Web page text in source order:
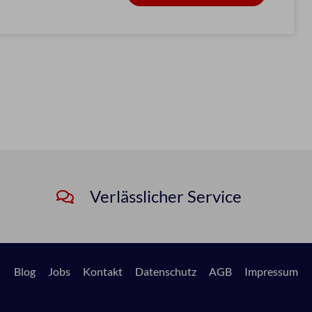
Verlässlicher Service
Blog Jobs Kontakt Datenschutz AGB Impressum